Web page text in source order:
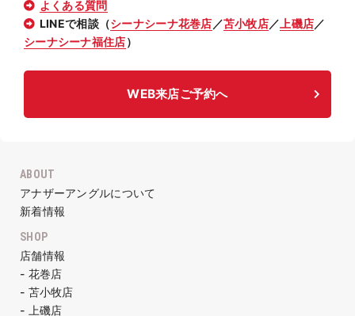
よくある質問
LINEで相談（シーナシーナ花巻店 ／苫小牧店／ 上磯店／
シーナシーナ福住店）
WEB来店ご予約へ
ABOUT
アナザーアングルについて
新着情報
SHOP
店舗情報
- 花巻店
- 苫小牧店
- 上磯店